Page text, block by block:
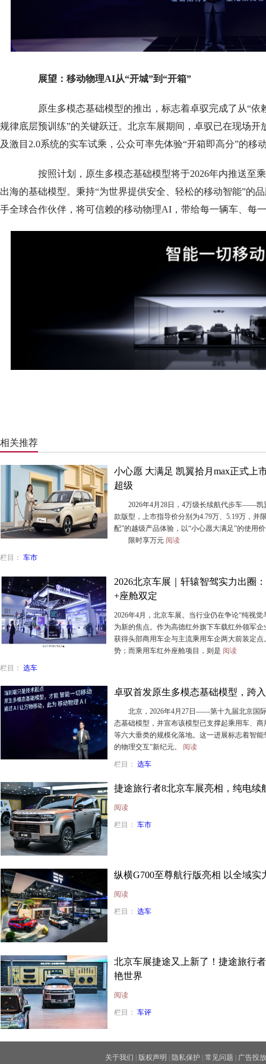
展望：移动物理AI从“开城”到“开箱”
原生多模态基础模型的推出，标志着卓驭完成了从“依
规律底层预训练”的关键跃迁。北京车展期间，卓驭已在现场开
及激目2.0系统的实车试乘，公众可率先体验“开箱即高分”的移
按照计划，原生多模态基础模型将于2026年内推送至
出海的基础模型。秉持“为世界提供安全、轻松的移动智能”的
手全球合作伙伴，将可信赖的移动物理AI，带给每一辆车、每
相关推荐
小心愿 大满足 凯翼拾月max正式上
超级
2026年4月28日，4万级长续航代步车——凯
款版型，上市指导价分别为4.79万、5.19万，并
配”的越级产品体验，以“小心愿大满足”的使用
限时享万元 阅读
栏目： 车市
2026北京车展｜轩辕智驾实力出圈
+座舱双定
2026年4月，北京车展。当行业仍在争论“纯视
为新的焦点。作为高德红外旗下车载红外领军
获得头部商用车企与主流乘用车企两大前装定
势；而乘用车红外座舱项目，则是 阅读
栏目： 选车
卓驭首发原生多模态基础模型，跨
北京，2026年4月27日——第十九届北京国际
态基础模型，并宣布该模型已支撑起乘用车、
等六大垂类的规模化落地。这一进展标志着智
的物理交互”新纪元。 阅读
栏目： 选车
捷途旅行者8北京车展亮相，纯电续
阅读
栏目： 车市
纵横G700至尊航行版亮相 以全域实
阅读
栏目： 选车
北京车展捷途又上新了！捷途旅行
艳世界
阅读
栏目： 车评
关于我们 版权声明 隐私保护 常见问题
广告投放